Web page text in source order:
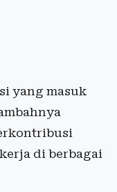
yang masuk
di berbagai